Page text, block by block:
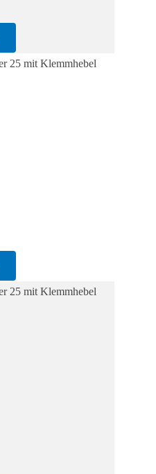
25 mit Klemmhebel
25 mit Klemmhebel